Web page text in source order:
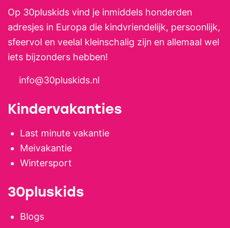
Op 30pluskids vind je inmiddels honderden
adresjes in Europa die kindvriendelijk, persoonlijk,
sfeervol en veelal kleinschalig zijn en allemaal wel
iets bijzonders hebben!
info@30pluskids.nl
Kindervakanties
Last minute vakantie
Meivakantie
Wintersport
30pluskids
Blogs